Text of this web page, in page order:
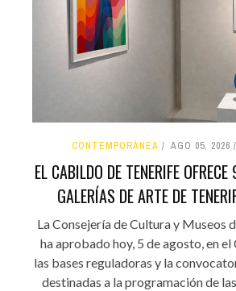
CONTEMPORÁNEA AGO 05, 2026
EL CABILDO DE TENERIFE
GALERÍAS DE ARTE DE
La Consejería de Cultura y Museos
ha aprobado hoy, 5 de agosto, en
las bases reguladoras y la
destinadas a la programación de